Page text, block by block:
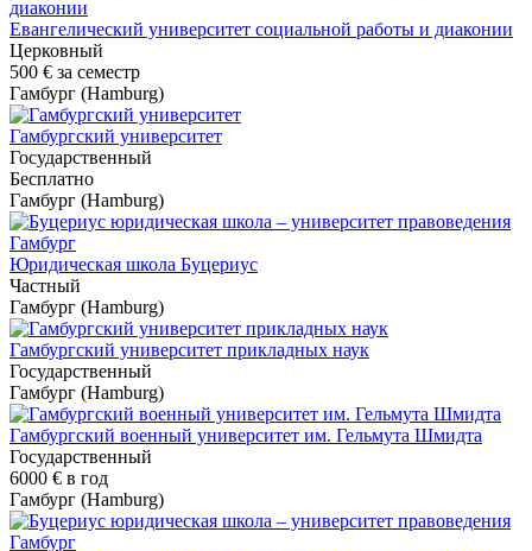
Евангелический университет социальной работы и диаконии
Церковный
500 € за семестр
Гамбург (Hamburg)
Гамбургский университет
Государственный
Бесплатно
Гамбург (Hamburg)
Юридическая школа Буцериус
Частный
Гамбург (Hamburg)
Гамбургский университет прикладных наук
Государственный
Гамбург (Hamburg)
Гамбургский военный университет им. Гельмута Шмидта
Государственный
6000 € в год
Гамбург (Hamburg)